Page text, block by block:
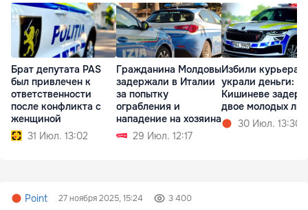
Брат депутата PAS
был привлечен к
ответственности
после конфликта с
женщиной
31 Июл. 13:02
Гражданина Молдовы
задержали в Италии
за попытку
ограбления и
нападение на хозяина
29 Июл. 12:17
Избили курьера и
украли деньги: в
Кишиневе
двое молодых
30 Июл. 13:30
Point 27 ноября 2025, 15:24 3 400